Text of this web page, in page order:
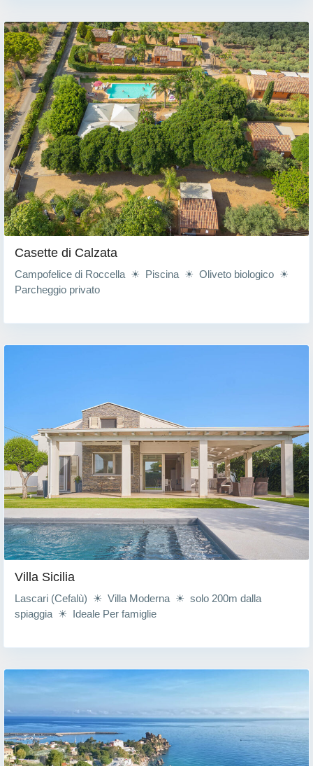
Casette di Calzata
Campofelice di Roccella ☀ Piscina ☀ Oliveto biologico ☀
Parcheggio privato
Villa Sicilia
Lascari (Cefalù) ☀ Villa Moderna ☀ solo 200m dalla
spiaggia ☀ Ideale Per famiglie